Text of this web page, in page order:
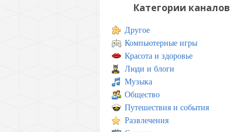
Категории каналов
Другое
Компьютерные игры
Красота и здоровье
Люди и блоги
Музыка
Общество
Путешествия и события
Развлечения